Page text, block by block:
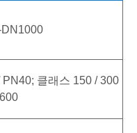
클래스 150 / 300